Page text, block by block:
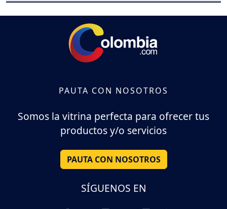
PAUTA CON NOSOTROS
Somos la vitrina perfecta para ofrecer tus
productos y/o servicios
PAUTA CON NOSOTROS
SÍGUENOS EN